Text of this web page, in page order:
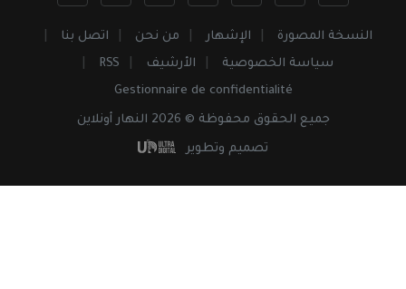
النسخة المصورة الإشهار من نحن
اتصل بنا
سياسة الخصوصية
الأرشيف
RSS
Gestionnaire de confidentialité
جميع الحقوق محفوظة © 2026 النهار أونلاين
تصميم وتطوير